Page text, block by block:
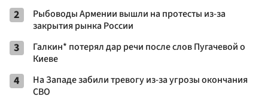
2
Рыбоводы Армении вышли на протесты из-за
закрытия рынка России
3
Галкин* потерял дар речи после слов Пугачевой о
Киеве
4
На Западе забили тревогу из-за угрозы окончания
СВО